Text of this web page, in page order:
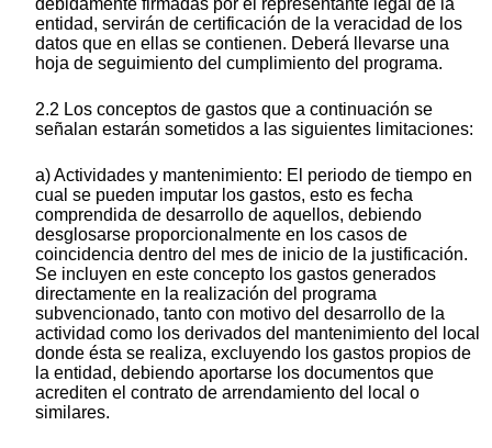
debidamente firmadas por el representante legal de la
entidad, servirán de certificación de la veracidad de los
datos que en ellas se contienen. Deberá llevarse una
hoja de seguimiento del cumplimiento del programa.
2.2 Los conceptos de gastos que a continuación se
señalan estarán sometidos a las siguientes limitaciones:
a) Actividades y mantenimiento: El periodo de tiempo en
cual se pueden imputar los gastos, esto es fecha
comprendida de desarrollo de aquellos, debiendo
desglosarse proporcionalmente en los casos de
coincidencia dentro del mes de inicio de la justificación.
Se incluyen en este concepto los gastos generados
directamente en la realización del programa
subvencionado, tanto con motivo del desarrollo de la
actividad como los derivados del mantenimiento del local
donde ésta se realiza, excluyendo los gastos propios de
la entidad, debiendo aportarse los documentos que
acrediten el contrato de arrendamiento del local o
similares.